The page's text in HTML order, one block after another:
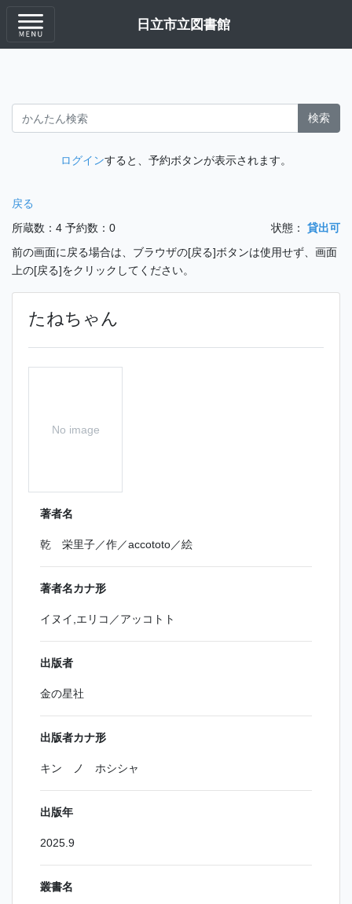
日立市立図書館
検索
ログインすると、予約ボタンが表示されます。
戻る
所蔵数：4 予約数：0 状態：
貸出可
前の画面に戻る場合は、ブラウザの[戻る]ボタンは使用せず、画面
上の[戻る]をクリックしてください。
たねちゃん
No image
著者名
乾 栄里子／作／accototo／絵
著者名カナ形
イヌイ,エリコ／アッコトト
出版者
金の星社
出版者カナ形
キン ノ ホシシャ
出版年
2025.9
叢書名